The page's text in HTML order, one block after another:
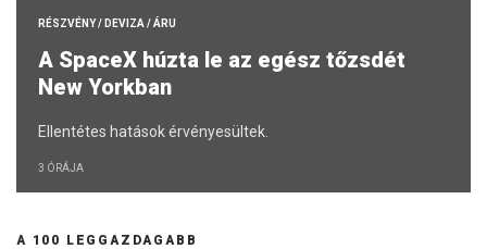
RÉSZVÉNY / DEVIZA / ÁRU
A SpaceX húzta le az egész tőzsdét
New Yorkban
Ellentétes hatások érvényesültek.
3 ÓRÁJA
A 100 LEGGAZDAGABB